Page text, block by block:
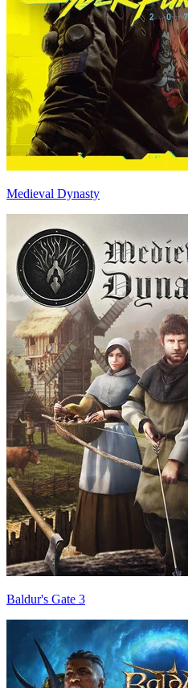
Medieval Dynasty
Baldur's Gate 3